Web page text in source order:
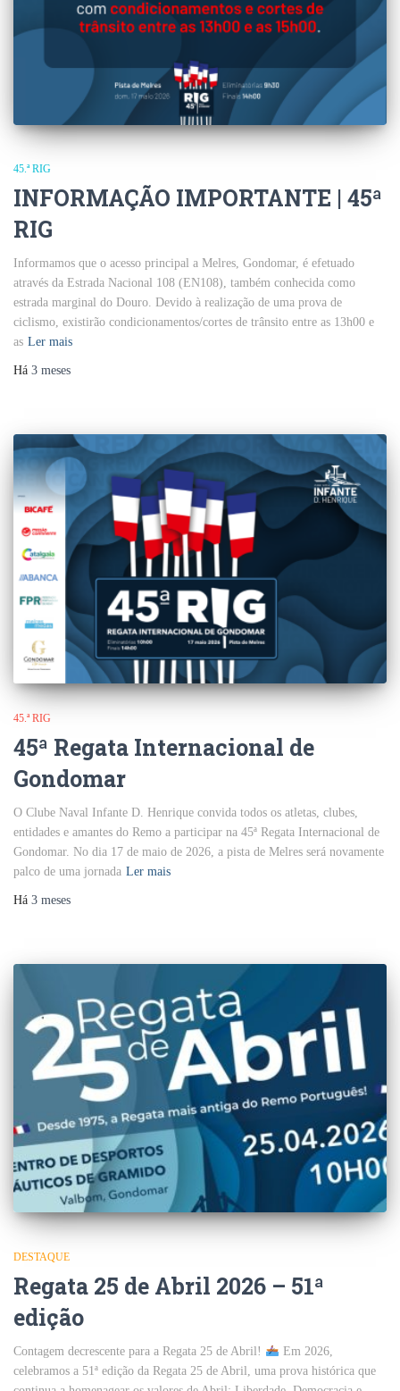
45.ª RIG
INFORMAÇÃO IMPORTANTE | 45ª
RIG
Informamos que o acesso principal a Melres, Gondomar, é efetuado
através da Estrada Nacional 108 (EN108), também conhecida como
estrada marginal do Douro. Devido à realização de uma prova de
ciclismo, existirão condicionamentos/cortes de trânsito entre as 13h00 e
as Ler mais
Há 3 meses
45.ª RIG
45ª Regata Internacional de
Gondomar
O Clube Naval Infante D. Henrique convida todos os atletas, clubes,
entidades e amantes do Remo a participar na 45ª Regata Internacional de
Gondomar. No dia 17 de maio de 2026, a pista de Melres será novamente
palco de uma jornada Ler mais
Há 3 meses
DESTAQUE
Regata 25 de Abril 2026 – 51ª
edição
Contagem decrescente para a Regata 25 de Abril!
Em 2026,
celebramos a 51ª edição da Regata 25 de Abril, uma prova histórica que